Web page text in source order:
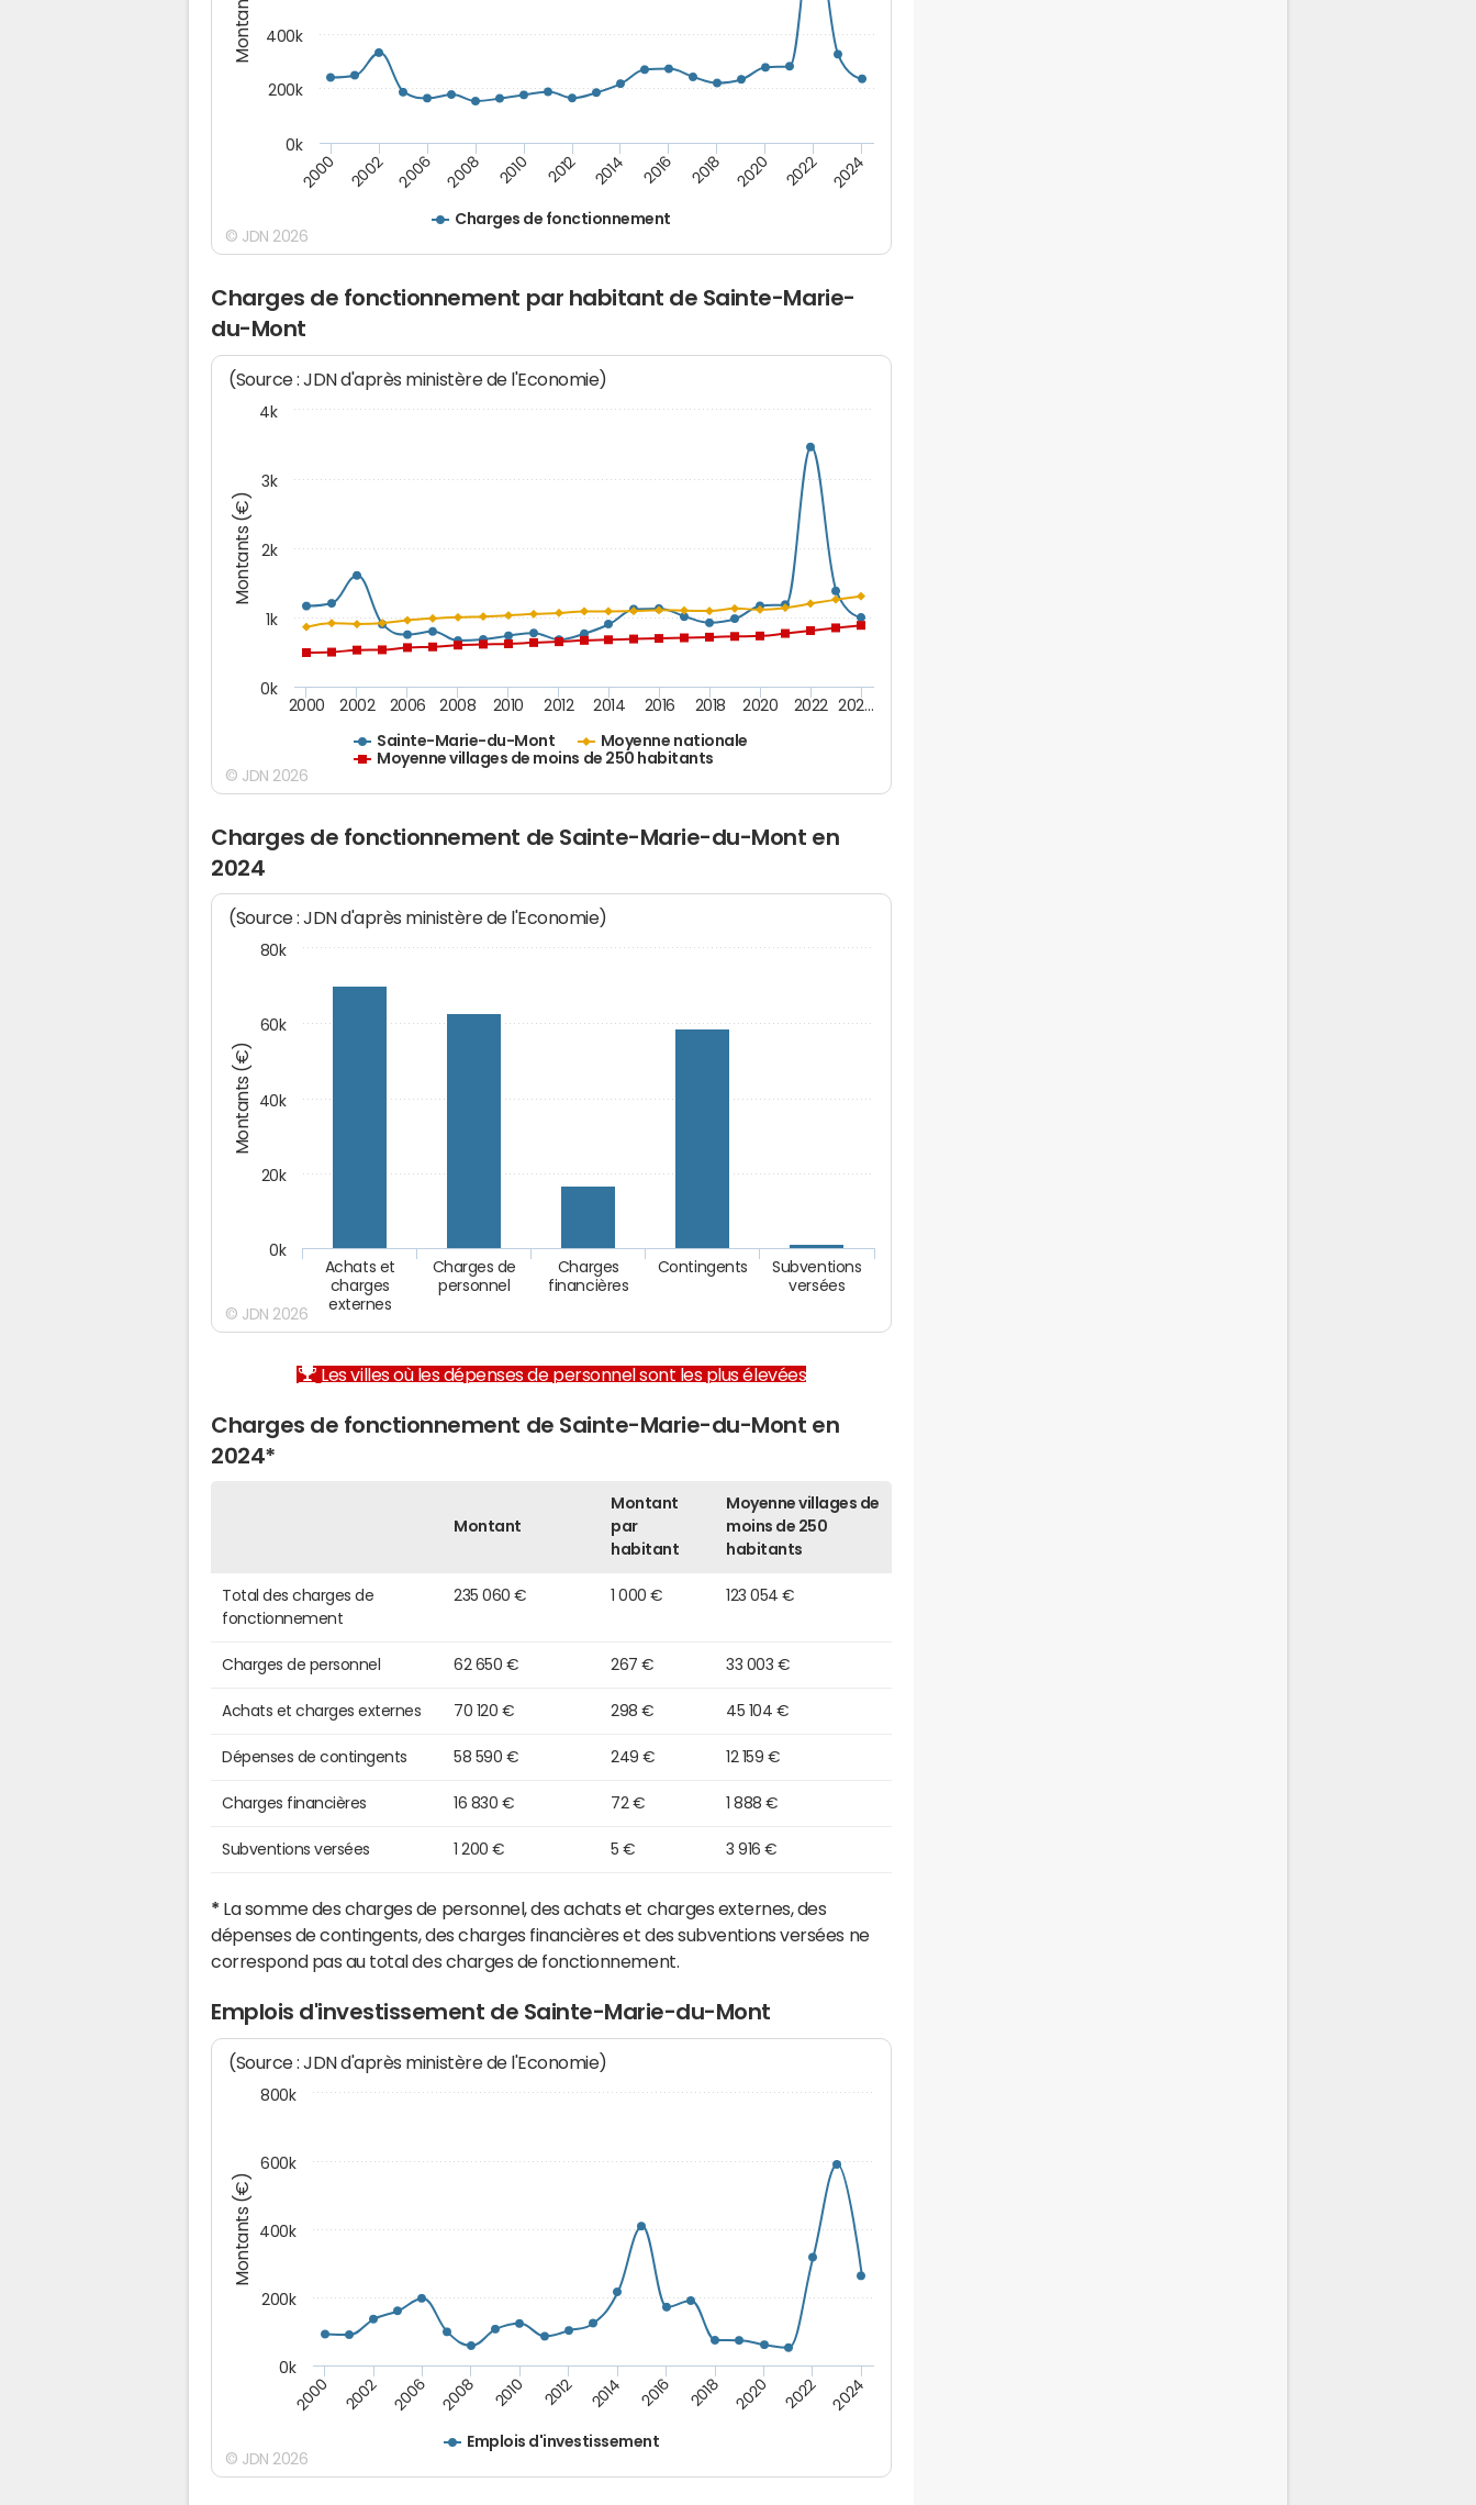
Charges de fonctionnement
2000 2002 2006 2008 2010 2012 2014 2016 2018 2020 2022 2024
0k
200k
400k
© JDN 2026
Charges de fonctionnement par habitant de Sainte-Marie-
du-Mont
Montants (€)
(Source : JDN d'après ministère de l'Economie)
Sainte-Marie-du-Mont
Moyenne nationale
Moyenne villages de moins de 250 habitants
2000 2002 2006 2008 2010 2012 2014 2016 2018 2020 2022 202…
0k
1k
2k
3k
4k
© JDN 2026
Charges de fonctionnement de Sainte-Marie-du-Mont en
2024
Montants (€)
(Source : JDN d'après ministère de l'Economie)
Achats et
charges
externes
Charges de
personnel
Charges
financières
Contingents
Subventions
versées
0k
20k
40k
60k
80k
© JDN 2026
Les villes où les dépenses de personnel sont les plus élevées
Charges de fonctionnement de Sainte-Marie-du-Mont en
2024*
Montant
Montant
par
habitant
Moyenne villages de
moins de 250
habitants
Total des charges de
fonctionnement
235 060 € 1 000 € 123 054 €
Charges de personnel 62 650 € 267 € 33 003 €
Achats et charges externes 70 120 € 298 € 45 104 €
Dépenses de contingents 58 590 € 249 € 12 159 €
Charges financières 16 830 € 72 € 1 888 €
Subventions versées 1 200 € 5 € 3 916 €
* La somme des charges de personnel, des achats et charges externes, des
dépenses de contingents, des charges financières et des subventions versées ne
correspond pas au total des charges de fonctionnement.
Emplois d'investissement de Sainte-Marie-du-Mont
Montants (€)
(Source : JDN d'après ministère de l'Economie)
Emplois d'investissement
2000 2002 2006 2008 2010 2012 2014 2016 2018 2020 2022 2024
0k
200k
400k
600k
800k
© JDN 2026